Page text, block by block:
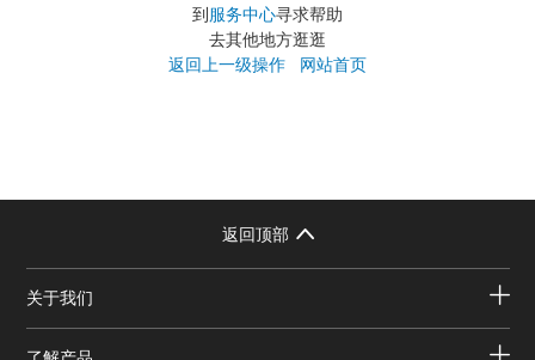
到 服务中心寻求帮助
去其他地方逛逛
返回上一级操作
网站首页
返回顶部
关于我们